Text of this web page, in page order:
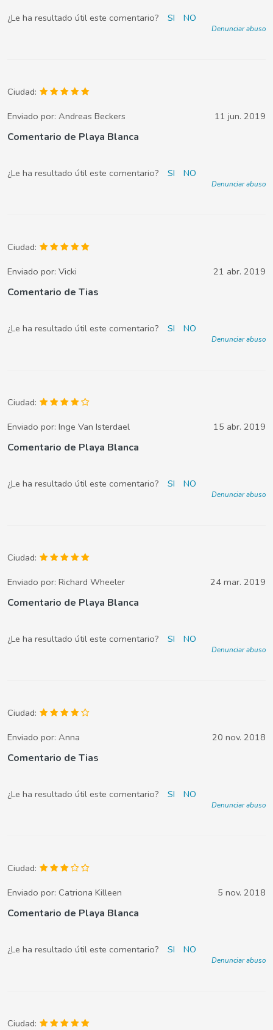
¿Le ha resultado útil este comentario? SI NO
Denunciar abuso
Ciudad:
Enviado por: Andreas Beckers 11 jun. 2019
Comentario de Playa Blanca
¿Le ha resultado útil este comentario? SI NO
Denunciar abuso
Ciudad:
Enviado por: Vicki 21 abr. 2019
Comentario de Tias
¿Le ha resultado útil este comentario? SI NO
Denunciar abuso
Ciudad:
Enviado por: Inge Van Isterdael 15 abr. 2019
Comentario de Playa Blanca
¿Le ha resultado útil este comentario? SI NO
Denunciar abuso
Ciudad:
Enviado por: Richard Wheeler 24 mar. 2019
Comentario de Playa Blanca
¿Le ha resultado útil este comentario? SI NO
Denunciar abuso
Ciudad:
Enviado por: Anna 20 nov. 2018
Comentario de Tias
¿Le ha resultado útil este comentario? SI NO
Denunciar abuso
Ciudad:
Enviado por: Catriona Killeen 5 nov. 2018
Comentario de Playa Blanca
¿Le ha resultado útil este comentario? SI NO
Denunciar abuso
Ciudad: